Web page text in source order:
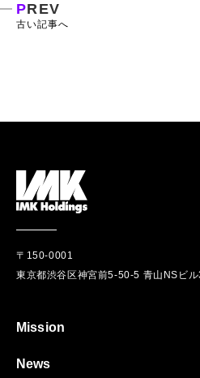
PREV
古い記事へ
〒150-0001
東京都渋谷区神宮前5-50-5 青山NSビ
Mission
News